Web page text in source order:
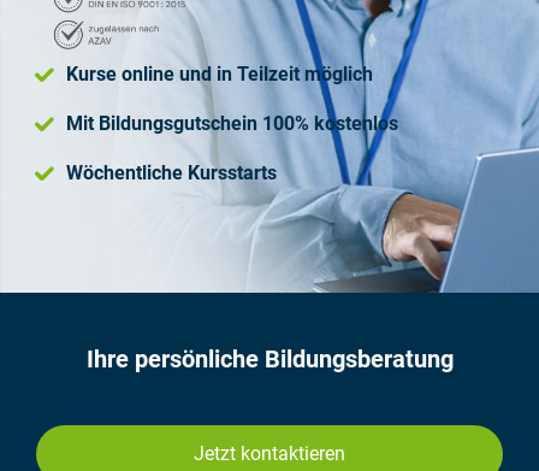
Kurse online und in Teilzeit möglich
Mit Bildungsgutschein 100% kostenlos
Wöchentliche Kursstarts
Ihre persönliche Bildungsberatung
Jetzt kontaktieren